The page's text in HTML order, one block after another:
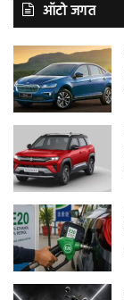
ऑटो जगत